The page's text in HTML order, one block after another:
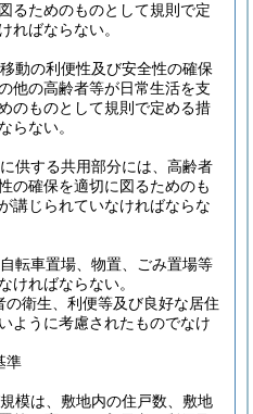
るためのものとして規則で定
ればならない。
動の利便性及び安全性の確保
他の高齢者等が日常生活を支
のものとして規則で定める措
らない。
供する共用部分には、高齢者
の確保を適切に図るためのも
講じられていなければならな
転車置場、物置、ごみ置場等
ければならない。
衛生、利便等及び良好な居住
ように考慮されたものでなけ
準
模は、敷地内の住戸数、敷地